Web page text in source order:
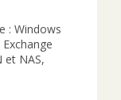
: Windows
et NAS,